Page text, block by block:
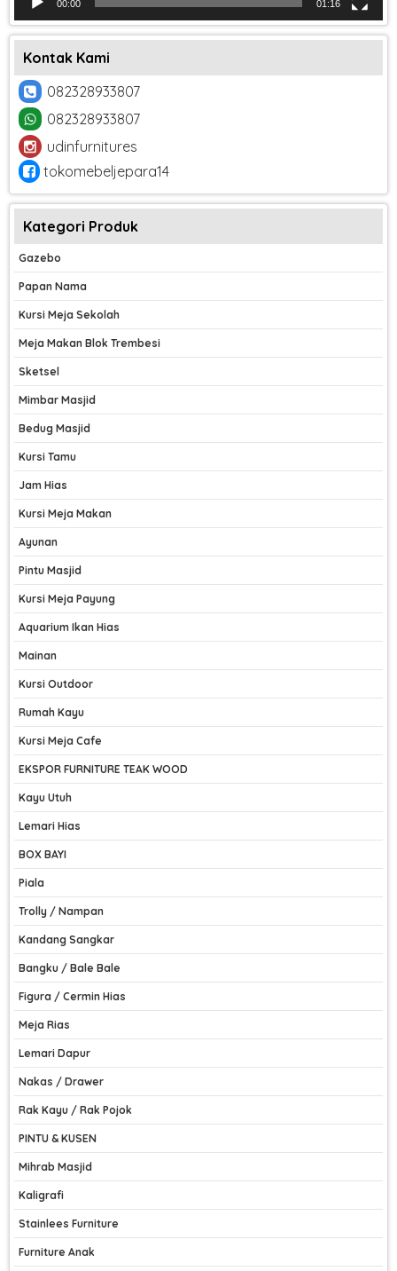
00:00 01:16
Kontak Kami
082328933807
082328933807
udinfurnitures
tokomebeljepara14
Kategori Produk
Gazebo
Papan Nama
Kursi Meja Sekolah
Meja Makan Blok Trembesi
Sketsel
Mimbar Masjid
Bedug Masjid
Kursi Tamu
Jam Hias
Kursi Meja Makan
Ayunan
Pintu Masjid
Kursi Meja Payung
Aquarium Ikan Hias
Mainan
Kursi Outdoor
Rumah Kayu
Kursi Meja Cafe
EKSPOR FURNITURE TEAK WOOD
Kayu Utuh
Lemari Hias
BOX BAYI
Piala
Trolly / Nampan
Kandang Sangkar
Bangku / Bale Bale
Figura / Cermin Hias
Meja Rias
Lemari Dapur
Nakas / Drawer
Rak Kayu / Rak Pojok
PINTU & KUSEN
Mihrab Masjid
Kaligrafi
Stainlees Furniture
Furniture Anak